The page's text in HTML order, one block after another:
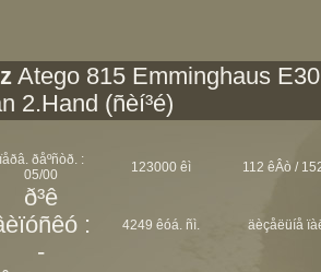
Atego 815 Emminghaus E30
2.Hand (ñèí³é)
ïåðâ. ðåºñòð. :
05/00
123000 êì 112 êÂò /
ð³ê
:
-
4249 êóá. ñì. äèçåëüíå